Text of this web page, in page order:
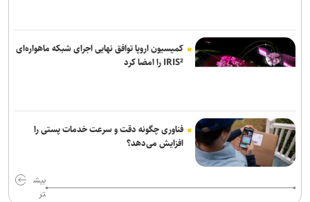
کمیسیون اروپا توافق نهایی اجرای شبکه ماهواره‌ای
IRIS² را امضا کرد
فناوری چگونه دقت و سرعت خدمات پستی را
افزایش می‌دهد؟
بیش
تر